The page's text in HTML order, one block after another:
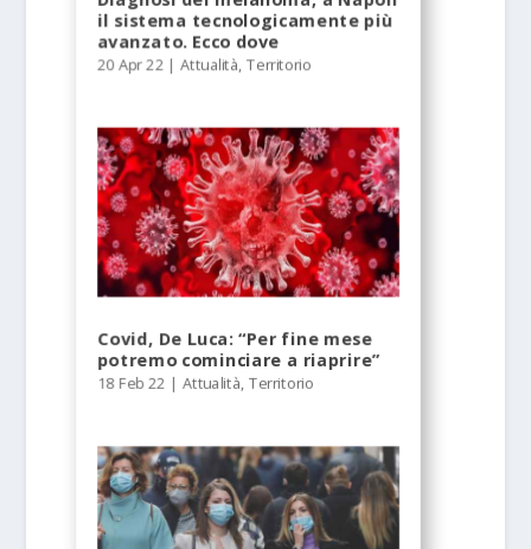
il sistema tecnologicamente più
avanzato. Ecco dove
20 Apr 22 |Attualità,Territorio
Covid, De Luca: “Per fine mese
potremo cominciare a riaprire”
18 Feb 22 |Attualità,Territorio